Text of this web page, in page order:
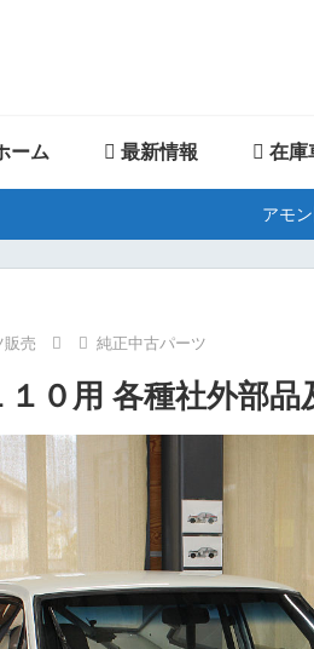
ーム 最新情報 在庫
アモ
販売 純正中古パーツ
０用 各種社外部品